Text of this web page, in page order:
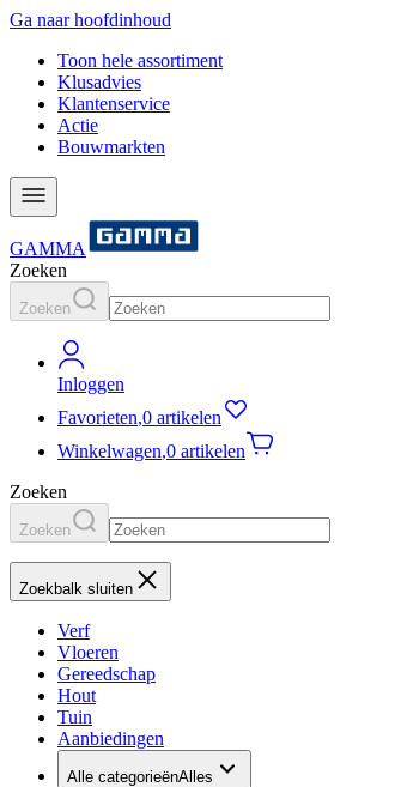
Ga naar hoofdinhoud
Toon hele assortiment
Klusadvies
Klantenservice
Actie
Bouwmarkten
GAMMA
Zoeken
Zoeken
Inloggen
Favorieten,0 artikelen
Winkelwagen,0 artikelen
Zoeken
Zoeken
Zoekbalk sluiten
Verf
Vloeren
Gereedschap
Hout
Tuin
Aanbiedingen
Alle categorieënAlles